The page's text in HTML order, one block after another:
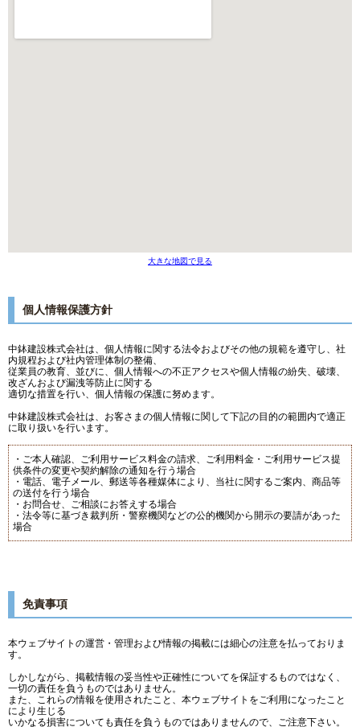
大きな地図で見る
個人情報保護方針
中鉢建設株式会社は、個人情報に関する法令およびその他の規範を遵守し、社
内規程および社内管理体制の整備、
従業員の教育、並びに、個人情報への不正アクセスや個人情報の紛失、破壊、
改ざんおよび漏洩等防止に関する
適切な措置を行い、個人情報の保護に努めます。
中鉢建設株式会社は、お客さまの個人情報に関して下記の目的の範囲内で適正
に取り扱いを行います。
・ご本人確認、ご利用サービス料金の請求、ご利用料金・ご利用サービス提
供条件の変更や契約解除の通知を行う場合
・電話、電子メール、郵送等各種媒体により、当社に関するご案内、商品等
の送付を行う場合
・お問合せ、ご相談にお答えする場合
・法令等に基づき裁判所・警察機関などの公的機関から開示の要請があった
場合
免責事項
本ウェブサイトの運営・管理および情報の掲載には細心の注意を払っておりま
す。
しかしながら、掲載情報の妥当性や正確性についてを保証するものではなく、
一切の責任を負うものではありません。
また、これらの情報を使用されたこと、本ウェブサイトをご利用になったこと
により生じる
いかなる損害についても責任を負うものではありませんので、ご注意下さい。